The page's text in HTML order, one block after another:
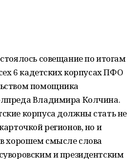
совещание по итогам
6 кадетских корпусах ПФО
помощника
Владимира Колчина.
корпуса должны стать не
регионов, но и
хорошем смысле слова
и президентским